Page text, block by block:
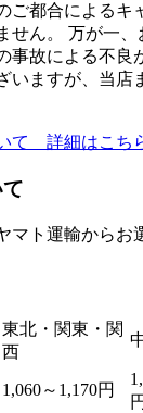
ご都合によるキ
せん。 万が一
事故による不良
いますが、当店
て 詳細はこち
マト運輸からお
東北・関東・関
西
1,060～1,170円
円